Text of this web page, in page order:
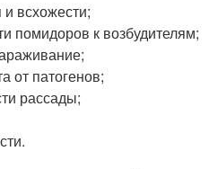
всхожести;
помидоров к возбудителям;
от патогенов;
рассады;